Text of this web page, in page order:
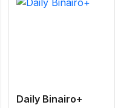
Daily Binairo+